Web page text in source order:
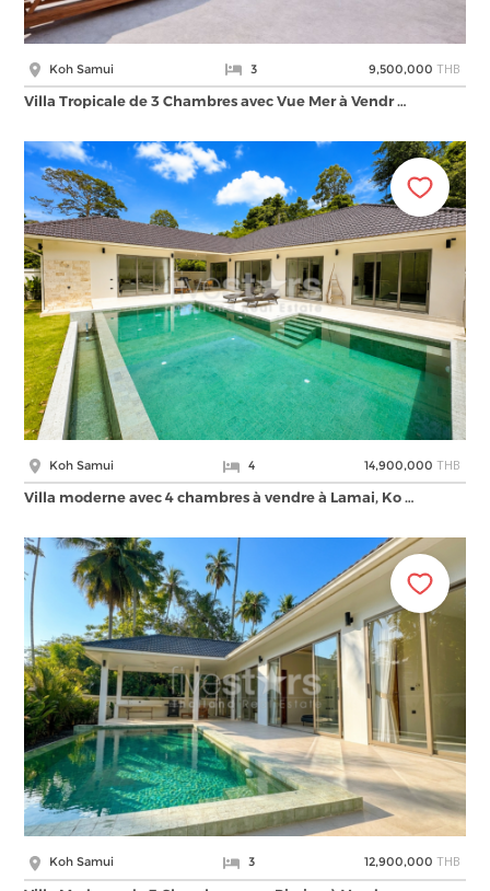
Koh Samui 3 9,500,000 THB
Villa Tropicale de 3 Chambres avec Vue Mer à Vendr …
Koh Samui 4 14,900,000 THB
Villa moderne avec 4 chambres à vendre à Lamai, Ko …
Koh Samui 3 12,900,000 THB